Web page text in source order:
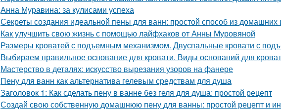
Анна Муравина: за кулисами успеха
Секреты создания идеальной пены для ванн: простой способ из домашних
Как улучшить свою жизнь с помощью лайфхаков от Анны Муровяной
Размеры кроватей с подъемным механизмом. Двуспальные кровати с
Выбираем правильное основание для кровати. Виды оснований для
Мастерство в деталях: искусство вырезания узоров на фанере
Пену для ванн как альтернатива гелевым средствам для душа
Заголовок 1: Как сделать пену в ванне без геля для душа: простой рецепт
Создай свою собственную домашнюю пену для ванны: простой рецепт и